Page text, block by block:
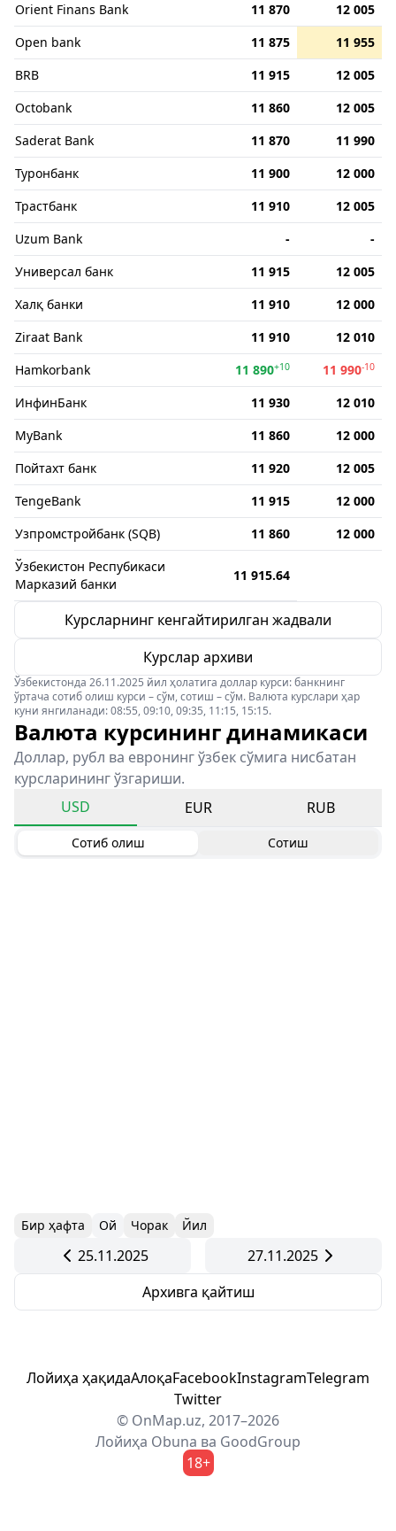
Orient Finans Bank
11 870
12 005
Open bank
11 875
11 955
BRB
11 915
12 005
Octobank
11 860
12 005
Saderat Bank
11 870
11 990
Туронбанк
11 900
12 000
Трастбанк
11 910
12 005
Uzum Bank
-
-
Универсал банк
11 915
12 005
Халқ банки
11 910
12 000
Ziraat Bank
11 910
12 010
Hamkorbank
11 890+10 11 990-10
ИнфинБанк 11 930
12 010
MyBank
11 860
12 000
Пойтахт банк
11 920
12 005
TengeBank
11 915
12 000
Узпромстройбанк (SQB)
11 860
12 000
Ўзбекистон Респубикаси
Марказий банки
11 915.64
Курсларнинг кенгайтирилган жадвали
Курслар архиви
Ўзбекистонда 26.11.2025 йил ҳолатига доллар курси: банкнинг
ўртача сотиб олиш курси – сўм, сотиш – сўм. Валюта курслари ҳар
куни янгиланади: 08:55, 09:10, 09:35, 11:15, 15:15.
Валюта курсининг динамикаси
Доллар, рубл ва евронинг ўзбек сўмига нисбатан
курсларининг ўзгариши.
USD
EUR RUB
Сотиб олиш Сотиш
Бир ҳафта Ой Чорак Йил
25.11.2025
27.11.2025
Архивга қайтиш
Лойиҳа ҳақидаАлоқаFacebookInstagramTelegram
Twitter
© OnMap.uz, 2017–2026
Лойиҳа Obuna ва GoodGroup
18+